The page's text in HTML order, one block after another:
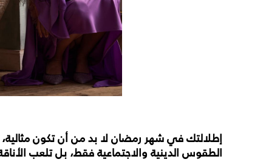
إطلالتك في شهر رمضان لا بد من أن تكون
الطقوس الدينية والاجتماعية فقط، بل تلعب